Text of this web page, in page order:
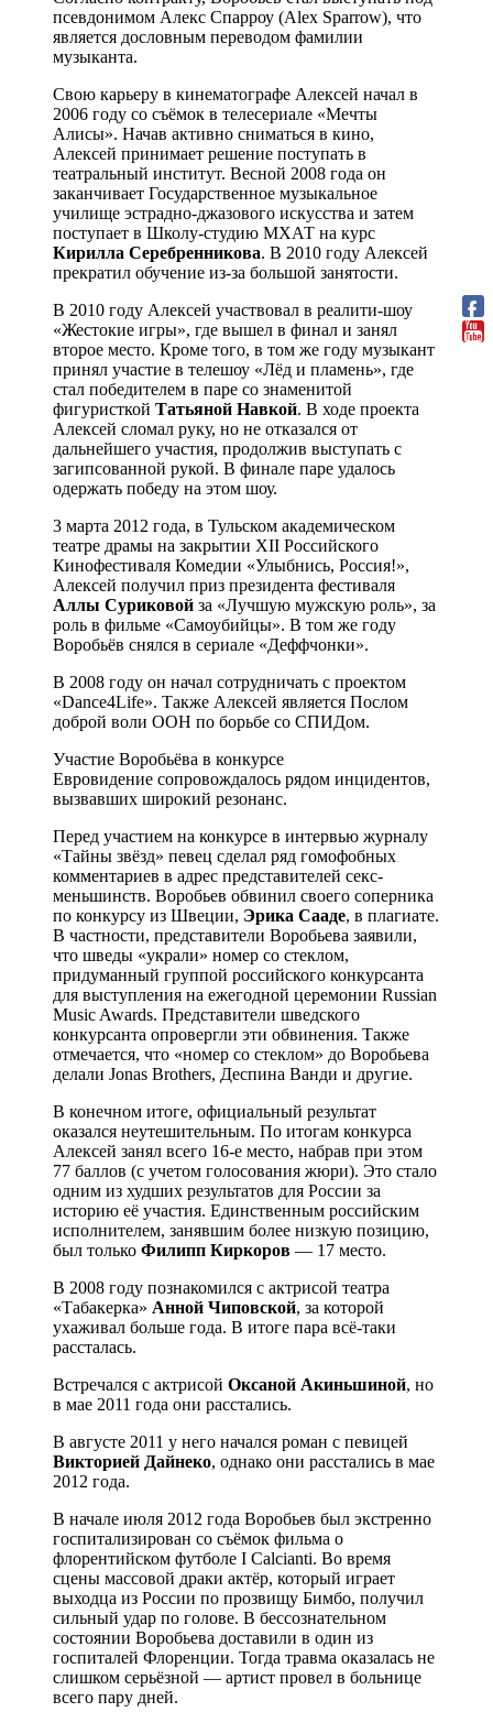
псевдонимом Алекс Спарроу (Alex Sparrow), что
является дословным переводом фамилии
музыканта.
Свою карьеру в кинематографе Алексей начал в
2006 году со съёмок в телесериале «Мечты
Алисы». Начав активно сниматься в кино,
Алексей принимает решение поступать в
театральный институт. Весной 2008 года он
заканчивает Государственное музыкальное
училище эстрадно-джазового искусства и затем
поступает в Школу-студию МХАТ на курс
Кирилла Серебренникова. В 2010 году Алексей
прекратил обучение из-за большой занятости.
В 2010 году Алексей участвовал в реалити-шоу
«Жестокие игры», где вышел в финал и занял
второе место. Кроме того, в том же году музыкант
принял участие в телешоу «Лёд и пламень», где
стал победителем в паре со знаменитой
фигуристкой Татьяной Навкой. В ходе проекта
Алексей сломал руку, но не отказался от
дальнейшего участия, продолжив выступать с
загипсованной рукой. В финале паре удалось
одержать победу на этом шоу.
3 марта 2012 года, в Тульском академическом
театре драмы на закрытии XII Российского
Кинофестиваля Комедии «Улыбнись, Россия!»,
Алексей получил приз президента фестиваля
Аллы Суриковой за «Лучшую мужскую роль», за
роль в фильме «Самоубийцы». В том же году
Воробьёв снялся в сериале «Деффчонки».
В 2008 году он начал сотрудничать с проектом
«Dance4Life». Также Алексей является Послом
доброй воли ООН по борьбе со СПИДом.
Участие Воробьёва в конкурсе
Евровидение сопровождалось рядом инцидентов,
вызвавших широкий резонанс.
Перед участием на конкурсе в интервью журналу
«Тайны звёзд» певец сделал ряд гомофобных
комментариев в адрес представителей секс-
меньшинств. Воробьев обвинил своего соперника
по конкурсу из Швеции, Эрика Сааде, в плагиате.
В частности, представители Воробьева заявили,
что шведы «украли» номер со стеклом,
придуманный группой российского конкурсанта
для выступления на ежегодной церемонии Russian
Music Awards. Представители шведского
конкурсанта опровергли эти обвинения. Также
отмечается, что «номер со стеклом» до Воробьева
делали Jonas Brothers, Деспина Ванди и другие.
В конечном итоге, официальный результат
оказался неутешительным. По итогам конкурса
Алексей занял всего 16-е место, набрав при этом
77 баллов (с учетом голосования жюри). Это стало
одним из худших результатов для России за
историю её участия. Единственным российским
исполнителем, занявшим более низкую позицию,
был только Филипп Киркоров — 17 место.
В 2008 году познакомился с актрисой театра
«Табакерка» Анной Чиповской, за которой
ухаживал больше года. В итоге пара всё-таки
рассталась.
Встречался с актрисой Оксаной Акиньшиной, но
в мае 2011 года они расстались.
В августе 2011 у него начался роман с певицей
Викторией Дайнеко, однако они расстались в мае
2012 года.
В начале июля 2012 года Воробьев был экстренно
госпитализирован со съёмок фильма о
флорентийском футболе I Calcianti. Во время
сцены массовой драки актёр, который играет
выходца из России по прозвищу Бимбо, получил
сильный удар по голове. В бессознательном
состоянии Воробьева доставили в один из
госпиталей Флоренции. Тогда травма оказалась не
слишком серьёзной — артист провел в больнице
всего пару дней.